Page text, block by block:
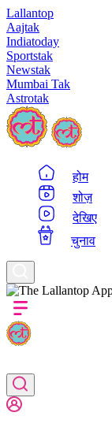
Lallantop
Aajtak
Indiatoday
Sportstak
Newstak
Mumbai Tak
Astrotak
होम
शोज़
देखिए
चुनाव